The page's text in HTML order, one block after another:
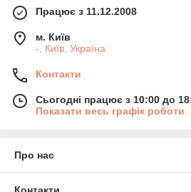
Працює з 11.12.2008
м. Київ
-, Київ, Україна
Контакти
Сьогодні працює з 10:00 до
Показати весь графік роботи
Про нас